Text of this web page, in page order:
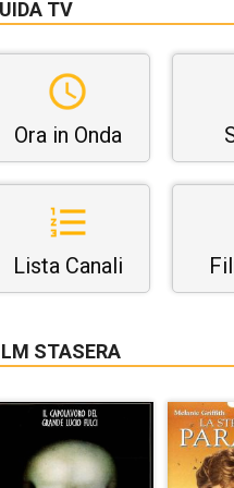
TV
Ora in Onda
Lista Canali
STASERA